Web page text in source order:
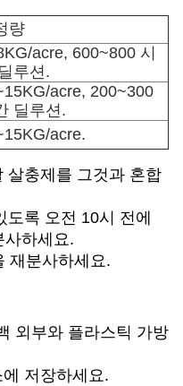
량
acre, 600~800 시
루션.
acre, 200~300
딜루션.
acre.
살충제를 그것과 혼합
록 오전 10시 전에
사하세요.
재분사하세요.
외부와 플라스틱 가방
저장하세요.